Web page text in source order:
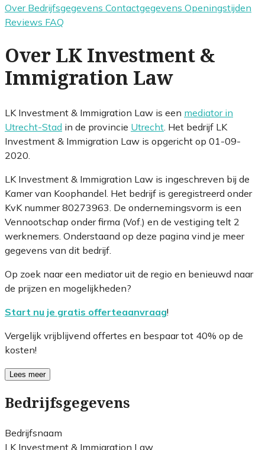
Over Bedrijfsgegevens Contactgegevens Openingstijden
Reviews FAQ
Over LK Investment &
Immigration Law
LK Investment & Immigration Law is een mediator in
Utrecht-Stad in de provincie Utrecht . Het bedrijf LK
Investment & Immigration Law is opgericht op 01-09-
2020.
LK Investment & Immigration Law is ingeschreven bij de
Kamer van Koophandel. Het bedrijf is geregistreerd onder
KvK nummer 80273963. De ondernemingsvorm is een
Vennootschap onder firma (Vof.) en de vestiging telt 2
werknemers. Onderstaand op deze pagina vind je meer
gegevens van dit bedrijf.
Op zoek naar een mediator uit de regio en benieuwd naar
de prijzen en mogelijkheden?
Start nu je gratis offerteaanvraag!
Vergelijk vrijblijvend offertes en bespaar tot 40% op de
kosten!
Lees meer
Bedrijfsgegevens
Bedrijfsnaam
LK Investment & Immigration Law